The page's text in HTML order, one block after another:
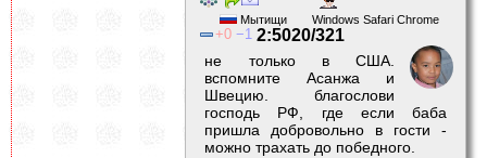
Windows Safari Chrome
Мытищи
0 1 2:5020/321
не только в США.
вспомните Асанжа и
Швецию. благослови
господь РФ, где если баба
пришла добровольно в гости -
можно трахать до победного.